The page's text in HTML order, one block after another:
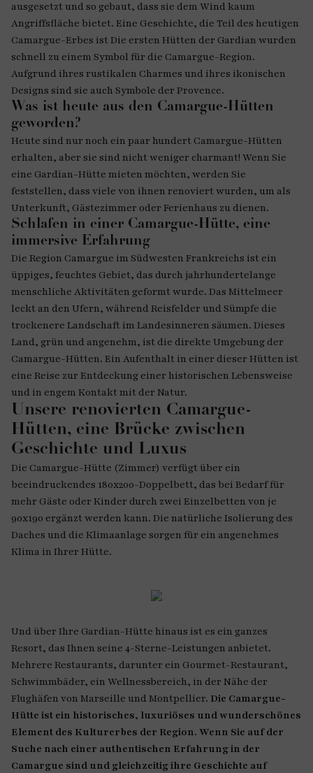
ausgesetzt und so gebaut, dass sie dem Wind kaum
Angriffsfläche bietet. Eine Geschichte, die Teil des heutigen
Camargue-Erbes ist Die ersten Hütten der Gardian wurden
schnell zu einem Symbol für die Camargue-Region.
Aufgrund ihres rustikalen Charmes und ihres ikonischen
Designs sind sie auch Symbole der Provence.
Was ist heute aus den Camargue-Hütten
geworden?
Heute sind nur noch ein paar hundert Camargue-Hütten
erhalten, aber sie sind nicht weniger charmant! Wenn Sie
eine Gardian-Hütte mieten möchten, werden Sie
feststellen, dass viele von ihnen renoviert wurden, um als
Unterkunft, Gästezimmer oder Ferienhaus zu dienen.
Schlafen in einer Camargue-Hütte, eine
immersive Erfahrung
Die Region Camargue im Südwesten Frankreichs ist ein
üppiges, feuchtes Gebiet, das durch jahrhundertelange
menschliche Aktivitäten geformt wurde. Das Mittelmeer
leckt an den Ufern, während Reisfelder und Sümpfe die
trockenere Landschaft im Landesinneren säumen. Dieses
Land, grün und angenehm, ist die direkte Umgebung der
Camargue-Hütten. Ein Aufenthalt in einer dieser Hütten ist
eine Reise zur Entdeckung einer historischen Lebensweise
und in engem Kontakt mit der Natur.
Unsere renovierten Camargue-
Hütten, eine Brücke zwischen
Geschichte und Luxus
Die Camargue-Hütte (Zimmer) verfügt über ein
beeindruckendes 180x200-Doppelbett, das bei Bedarf für
mehr Gäste oder Kinder durch zwei Einzelbetten von je
90x190 ergänzt werden kann. Die natürliche Isolierung des
Daches und die Klimaanlage sorgen für ein angenehmes
Klima in Ihrer Hütte.
Und über Ihre Gardian-Hütte hinaus ist es ein ganzes
Resort, das Ihnen seine 4-Sterne-Leistungen anbietet.
Mehrere Restaurants, darunter ein Gourmet-Restaurant,
Schwimmbäder, ein Wellnessbereich, in der Nähe der
Flughäfen von Marseille und Montpellier. Die Camargue-
Hütte ist ein historisches, luxuriöses und wunderschönes
Element des Kulturerbes der Region. Wenn Sie auf der
Suche nach einer authentischen Erfahrung in der
Camargue sind und gleichzeitig ihre Geschichte auf